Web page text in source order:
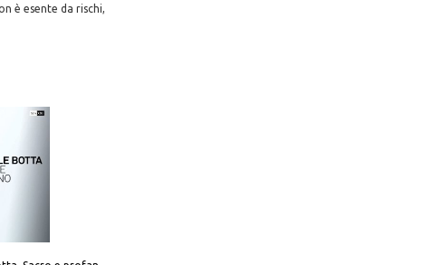
è esente da rischi,